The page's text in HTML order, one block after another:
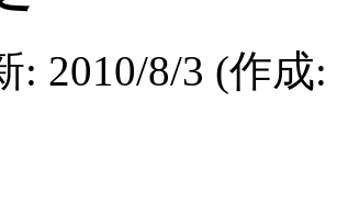
: 2010/8/3 (作成: